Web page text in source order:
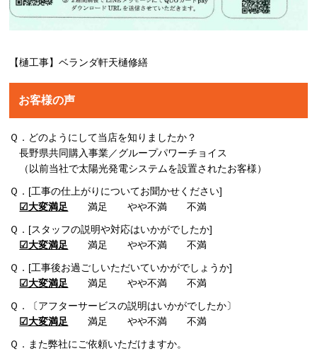
【樋工事】ベランダ軒天樋修繕
お客様の声
Ｑ．どのようにして当店を知りましたか？
長野県共同購入事業／グループパワーチョイス
（以前当社で太陽光発電システムを設置されたお客様）
Ｑ．[工事の仕上がりについてお聞かせください]
☑大変満足 満足 やや不満 不満
Ｑ．[スタッフの説明や対応はいかがでしたか]
☑大変満足 満足 やや不満 不満
Ｑ．[工事後お過ごしいただいていかがでしょうか]
☑大変満足 満足 やや不満 不満
Ｑ．〔アフターサービスの説明はいかがでしたか〕
☑大変満足 満足 やや不満 不満
Ｑ．また弊社にご依頼いただけますか。